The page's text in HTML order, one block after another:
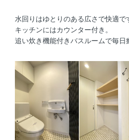
水回りはゆとりのある広さで快適で
キッチンにはカウンター付き。
追い炊き機能付きバスルームで毎日